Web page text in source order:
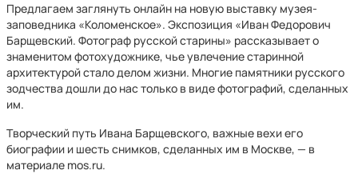
Предлагаем заглянуть онлайн на новую выставку музея-
заповедника «Коломенское». Экспозиция «Иван Федорович
Барщевский. Фотограф русской старины» рассказывает о
знаменитом фотохудожнике, чье увлечение старинной
архитектурой стало делом жизни. Многие памятники русского
зодчества дошли до нас только в виде фотографий, сделанных
им.
Творческий путь Ивана Барщевского, важные вехи его
биографии и шесть снимков, сделанных им в Москве, — в
материале mos.ru.